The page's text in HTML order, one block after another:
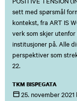
sett med spørsmål
kontekst, fra ART IS
verk som skjer
institusjoner på. Alle
perspektiver som
22.
TKM BISPEGATA
25. november2021